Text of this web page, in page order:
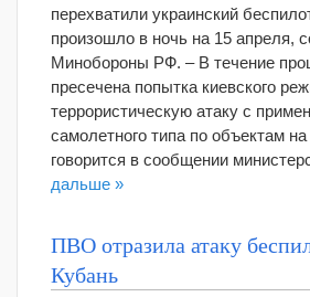
перехватили украинский
произошло в ночь на 15 апреля,
Минобороны РФ. – В течение
пресечена попытка киевского
террористическую атаку c
самолетного типа по объектам
говорится в сообщении
дальше »
ПВО отразила атаку
Кубань